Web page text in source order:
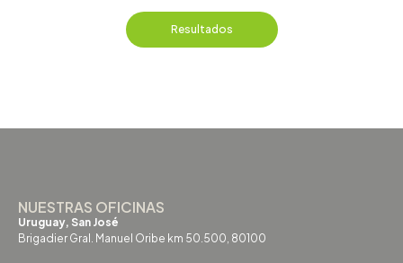
Resultados
NUESTRAS OFICINAS
Uruguay, San José
Brigadier Gral. Manuel Oribe km 50.500, 80100